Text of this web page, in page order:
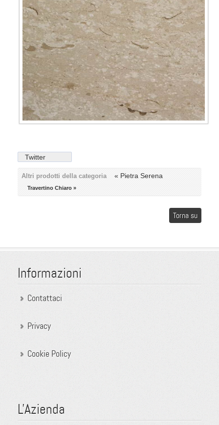
Twitter
Altri prodotti della categoria « Pietra Serena
Travertino Chiaro »
Torna su
Informazioni
Contattaci
Privacy
Cookie Policy
L'Azienda